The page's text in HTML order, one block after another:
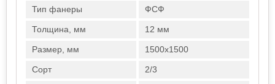
Тип фанеры ФСФ
Толщина, мм 12 мм
Размер, мм 1500х1500
Сорт 2/3